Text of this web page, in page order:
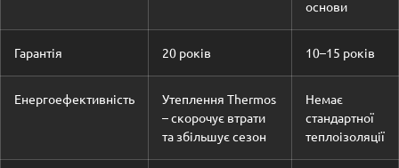
основи
Гарантія 20 років 10–15 років
Енергоефективність
Утеплення Thermos
– скорочує втрати
та збільшує сезон
Немає
стандартної
теплоізоляції